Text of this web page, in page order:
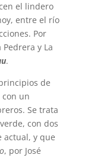
el lindero
entre el río
Por
y La
.
de
un
Se trata
con dos
actual, y que
, por José